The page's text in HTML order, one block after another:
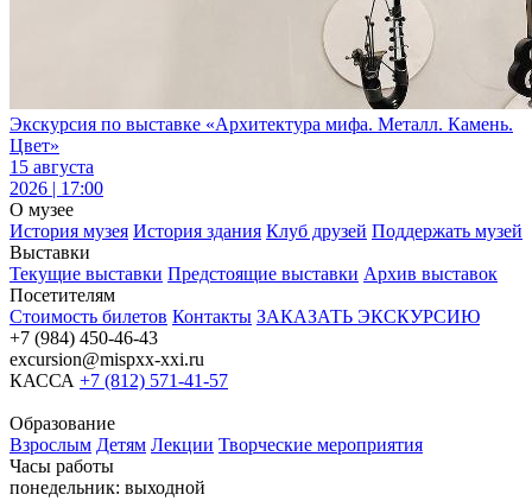
Экскурсия по выставке «Архитектура мифа. Металл. Камень.
Цвет»
15 августа
2026 | 17:00
О музее
История музея История здания Клуб друзей Поддержать музей
Выставки
Текущие выставки Предстоящие выставки Архив выставок
Посетителям
Стоимость билетов Контакты ЗАКАЗАТЬ ЭКСКУРСИЮ
+7 (984) 450-46-43
excursion@mispxx-xxi.ru
КАССА +7 (812) 571-41-57
Образование
Взрослым Детям Лекции Творческие мероприятия
Часы работы
понедельник: выходной